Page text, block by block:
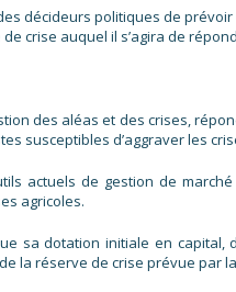
décideurs politiques de
crise auquel il s’agira de
des aléas et des crises,
susceptibles d’aggraver les
actuels de gestion de
agricoles.
sa dotation initiale en capital,
la réserve de crise prévue par